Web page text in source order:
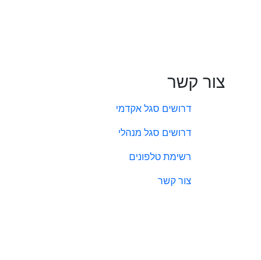
צור קשר
דרושים סגל אקדמי
דרושים סגל מנהלי
רשימת טלפונים
צור קשר